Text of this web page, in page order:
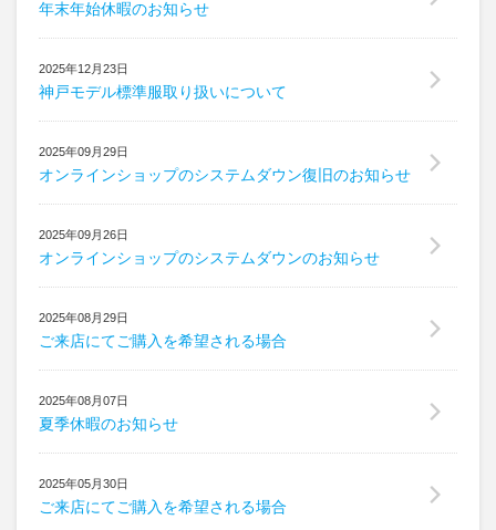
年末年始休暇のお知らせ
2025年12月23日
神戸モデル標準服取り扱いについて
2025年09月29日
オンラインショップのシステムダウン復旧のお知らせ
2025年09月26日
オンラインショップのシステムダウンのお知らせ
2025年08月29日
ご来店にてご購入を希望される場合
2025年08月07日
夏季休暇のお知らせ
2025年05月30日
ご来店にてご購入を希望される場合